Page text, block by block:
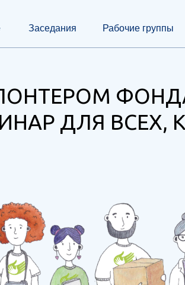
Заседания Рабочие группы
ДЛЯ ВСЕХ,